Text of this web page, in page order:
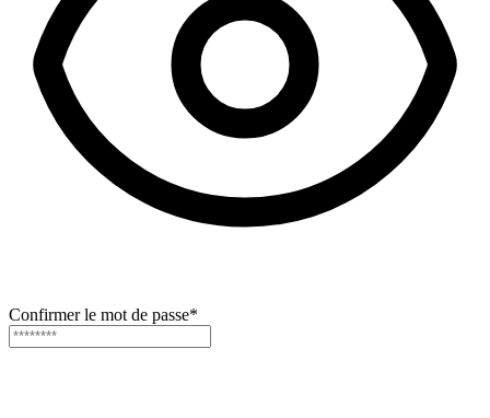
Confirmer le mot de passe*